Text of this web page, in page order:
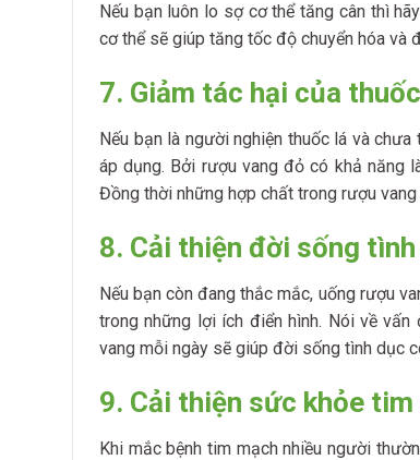
Nếu bạn luôn lo sợ cơ thể tăng cân thì
cơ thể sẽ giúp tăng tốc độ chuyển hóa và
7. Giảm tác hại của
Nếu bạn là người nghiện thuốc lá và
áp dụng. Bởi rượu vang đỏ có khả năng
Đồng thời những hợp chất trong rượu
8. Cải thiện đời sống
Nếu bạn còn đang thắc mắc, uống rượu
trong những lợi ích điển hình. Nói về
vang mỗi ngày sẽ giúp đời sống tình dục
9. Cải thiện sức khỏe tim
Khi mắc bệnh tim mạch nhiều người